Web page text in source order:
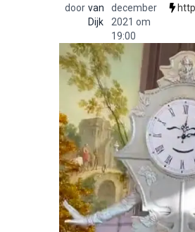
door van
Dijk
december
2021 om
19:00